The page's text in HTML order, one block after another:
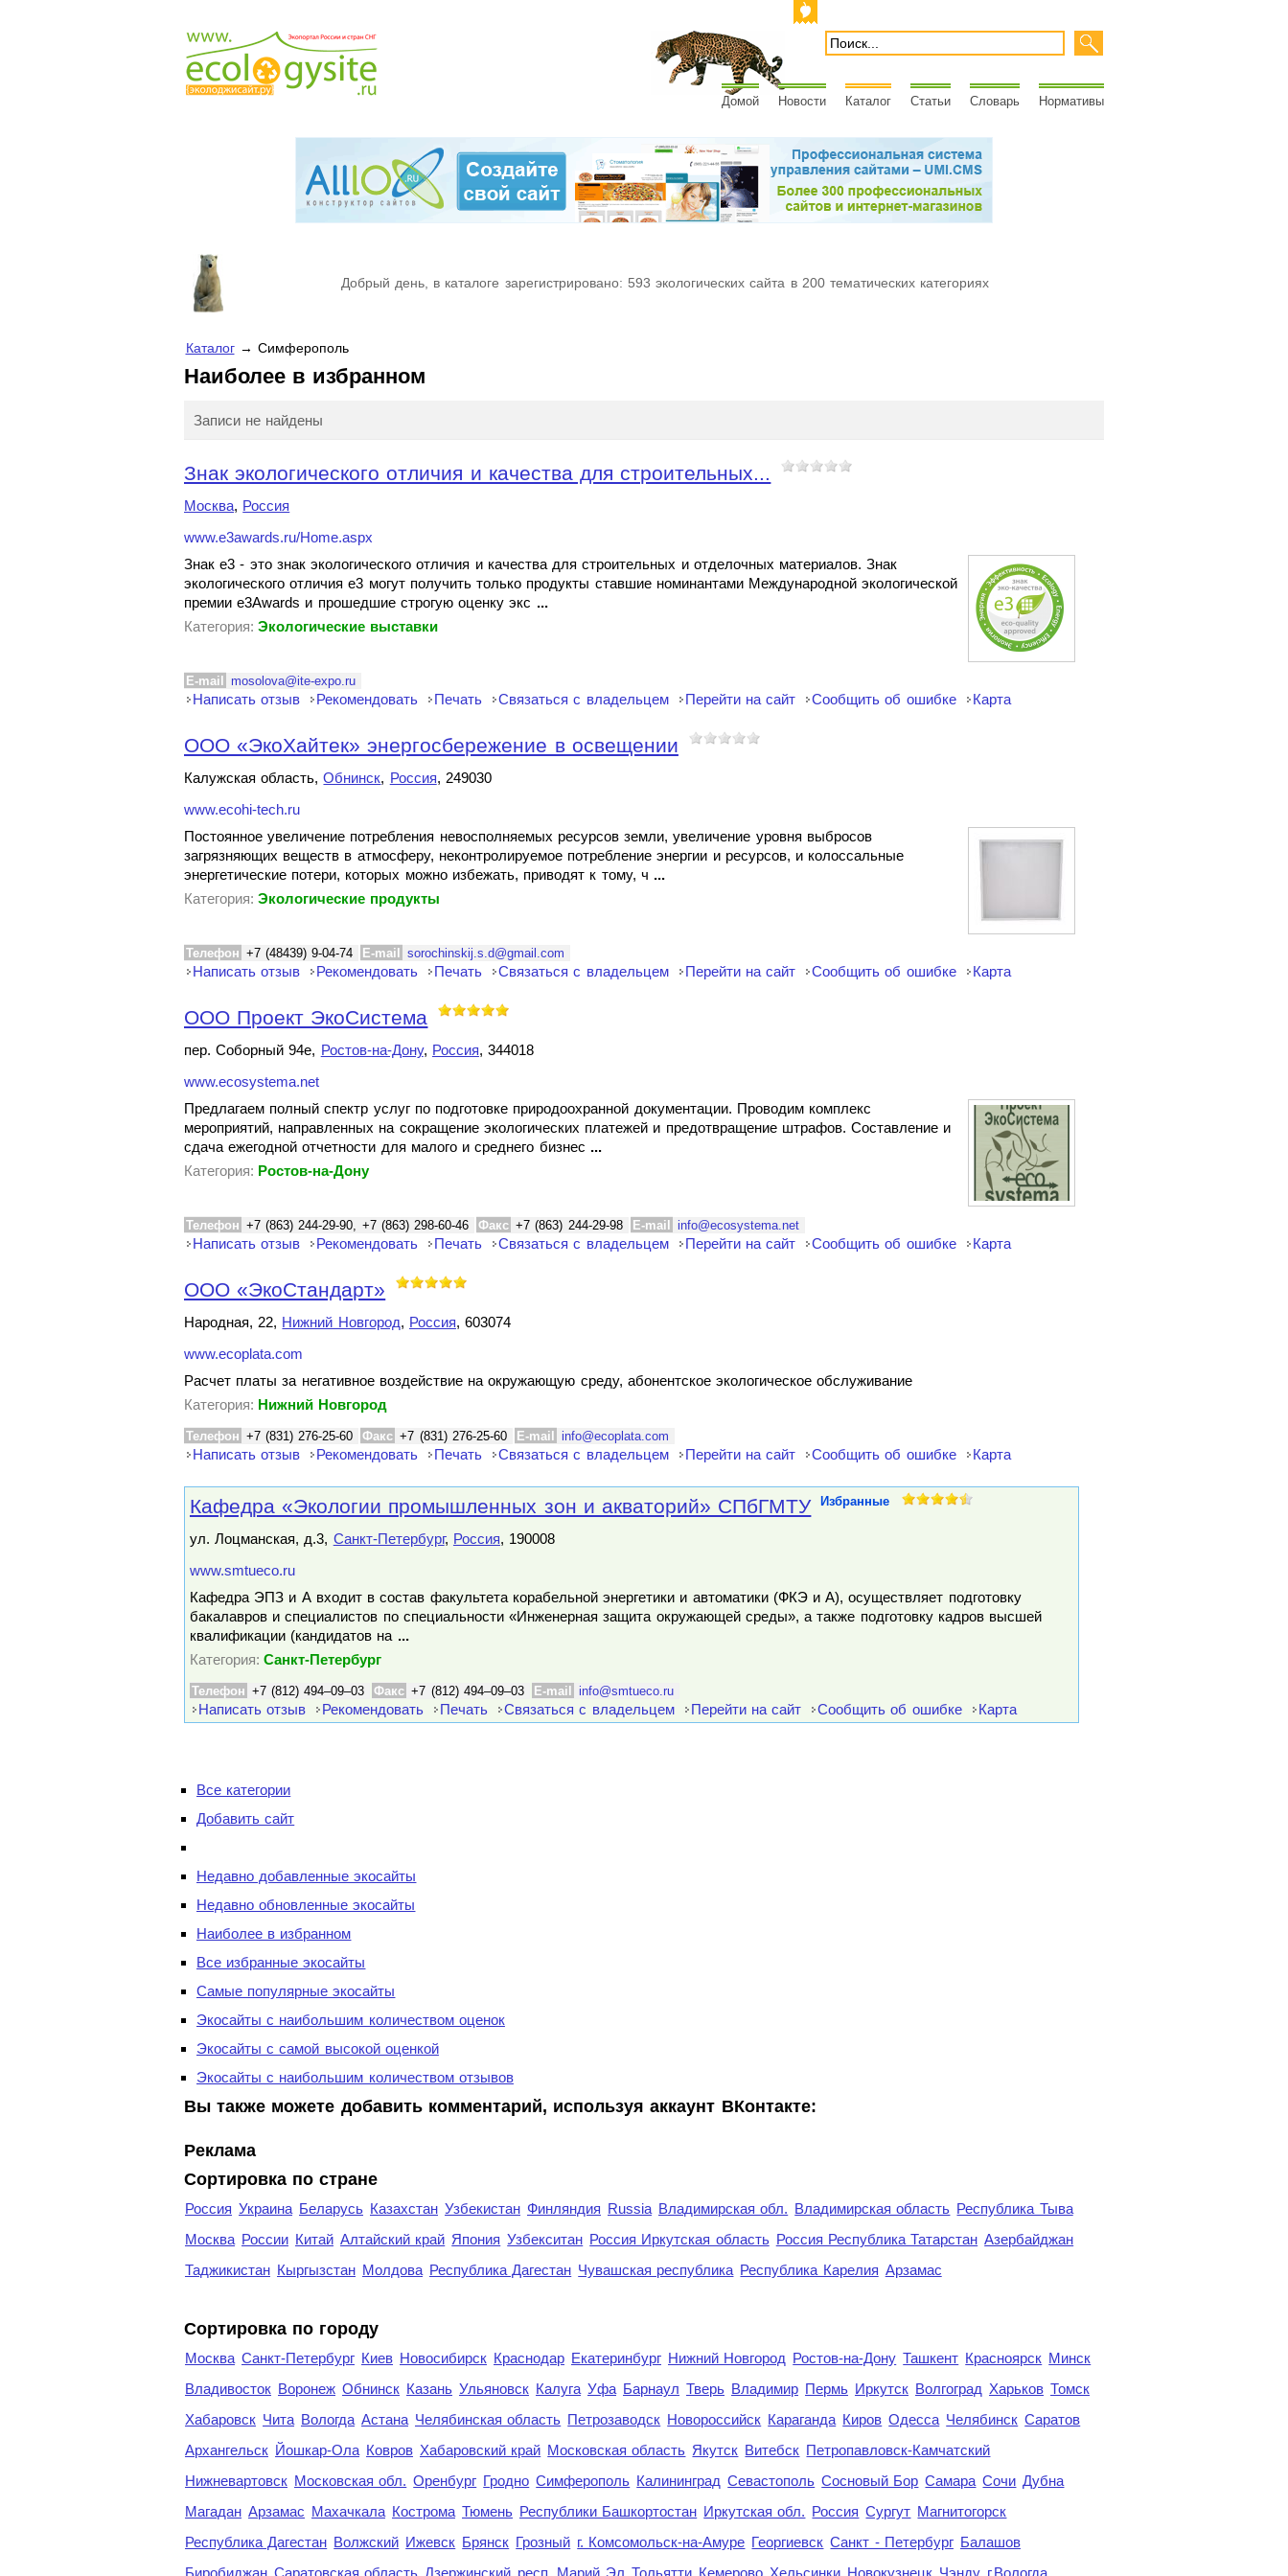
Домой Новости Каталог Статьи Словарь Нормативы
Добрый день, в каталоге зарегистрировано: 593 экологических сайта в 200 тематических категориях
Каталог→ Симферополь
Наиболее в избранном
Записи не найдены
Знак экологического отличия и качества для строительных...
Москва, Россия
www.e3awards.ru/Home.aspx
Знак e3 - это знак экологического отличия и качества для строительных и отделочных материалов. Знак
экологического отличия e3 могут получить только продукты ставшие номинантами Международной экологической
премии e3Awards и прошедшие строгую оценку экс ...
Категория: Экологические выставки
E-mail mosolova@ite-expo.ru
Написать отзыв Рекомендовать Печать Связаться с владельцем Перейти на сайт Сообщить об ошибке Карта
ООО «ЭкоХайтек» энергосбережение в освещении
Калужская область,Обнинск, Россия, 249030
www.ecohi-tech.ru
Постоянное увеличение потребления невосполняемых ресурсов земли, увеличение уровня выбросов
загрязняющих веществ в атмосферу, неконтролируемое потребление энергии и ресурсов, и колоссальные
энергетические потери, которых можно избежать, приводят к тому, ч ...
Категория: Экологические продукты
Телефон +7 (48439) 9-04-74 E-mail sorochinskij.s.d@gmail.com
Написать отзыв Рекомендовать Печать Связаться с владельцем Перейти на сайт Сообщить об ошибке Карта
ООО Проект ЭкоСистема
пер. Соборный 94е, Ростов-на-Дону, Россия, 344018
www.ecosystema.net
Предлагаем полный спектр услуг по подготовке природоохранной документации. Проводим комплекс
мероприятий, направленных на сокращение экологических платежей и предотвращение штрафов. Составление и
сдача ежегодной отчетности для малого и среднего бизнес ...
Категория: Ростов-на-Дону
Телефон +7 (863) 244-29-90, +7 (863) 298-60-46 Факс +7 (863) 244-29-98 E-mail info@ecosystema.net
Написать отзыв Рекомендовать Печать Связаться с владельцем Перейти на сайт Сообщить об ошибке Карта
ООО «ЭкоСтандарт»
Народная, 22, Нижний Новгород, Россия, 603074
www.ecoplata.com
Расчет платы за негативное воздействие на окружающую среду, абонентское экологическое обслуживание
Категория: Нижний Новгород
Телефон +7 (831) 276-25-60 Факс +7 (831) 276-25-60 E-mail info@ecoplata.com
Написать отзыв Рекомендовать Печать Связаться с владельцем Перейти на сайт Сообщить об ошибке Карта
Кафедра «Экологии промышленных зон и акваторий» СПбГМТУ Избранные
ул. Лоцманская, д.3, Санкт-Петербург, Россия, 190008
www.smtueco.ru
Кафедра ЭПЗ и А входит в состав факультета корабельной энергетики и автоматики (ФКЭ и А), осуществляет подготовку
бакалавров и специалистов по специальности «Инженерная защита окружающей среды», а также подготовку кадров высшей
квалификации (кандидатов на ...
Категория: Санкт-Петербург
Телефон +7 (812) 494–09–03 Факс +7 (812) 494–09–03 E-mail info@smtueco.ru
Написать отзыв Рекомендовать Печать Связаться с владельцем Перейти на сайт Сообщить об ошибке Карта
Все категории
Добавить сайт
Недавно добавленные экосайты
Недавно обновленные экосайты
Наиболее в избранном
Все избранные экосайты
Самые популярные экосайты
Экосайты с наибольшим количеством оценок
Экосайты с самой высокой оценкой
Экосайты с наибольшим количеством отзывов
Вы также можете добавить комментарий, используя аккаунт ВКонтакте:
Реклама
Сортировка по стране
Россия Украина Беларусь Казахстан Узбекистан Финляндия Russia Владимирская обл. Владимирская область Республика Тыва
Москва России Китай Алтайский край Япония Узбекситан Россия Иркутская область Россия Республика Татарстан Азербайджан
Таджикистан Кыргызстан Молдова Республика Дагестан Чувашская республика Республика Карелия Арзамас
Cортировка по городу
Москва Санкт-Петербург Киев Новосибирск Краснодар Екатеринбург Нижний Новгород Ростов-на-Дону Ташкент Красноярск Минск
Владивосток Воронеж Обнинск Казань Ульяновск Калуга Уфа Барнаул Тверь Владимир Пермь Иркутск Волгоград Харьков Томск
Хабаровск Чита Вологда Астана Челябинская область Петрозаводск Новороссийск Караганда Киров Одесса Челябинск Саратов
Архангельск Йошкар-Ола Ковров Хабаровский край Московская область Якутск Витебск Петропавловск-Камчатский
Нижневартовск Московская обл. Оренбург Гродно Симферополь Калининград Севастополь Сосновый Бор Самара Сочи Дубна
Магадан Арзамас Махачкала Кострома Тюмень Республики Башкортостан Иркутская обл. Россия Сургут Магнитогорск
Республика Дагестан Волжский Ижевск Брянск Грозный г. Комсомольск-на-Амуре Георгиевск Санкт - Петербург Балашов
Биробиджан Саратовская область Дзержинский респ. Марий Эл Тольятти Кемерово Хельсинки Новокузнецк Чэнду г.Вологда